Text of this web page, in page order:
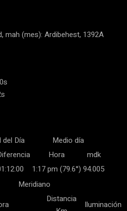
mah (mes): Ardibehest, 1392A
Día
Medio día
Hora
mdk
1:17 pm (79.6°) 94.005
Meridiano
Distancia
Iluminación